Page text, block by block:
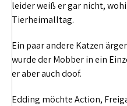
leider weiß er gar nicht,
Tierheimalltag.
Ein paar andere Katzen
wurde der Mobber in ein
er aber auch doof.
Edding möchte Action,